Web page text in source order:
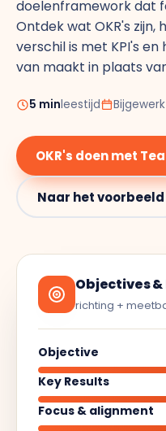
Pulse Surveys
Doelen & OKR's
Talent
Interne Mobiliteit
HR Analytics
AI Coach Talli
Klantverhalen
Blog
Downloads
Brochure
doelenframework dat
Ontdek wat OKR's
verschil is met KPI's
van maakt in plaats
5 minleestijd
OKR's doen met
Naar het voorbeeld
Objectives &
richting +
Objective
Key Results
Focus & alignment